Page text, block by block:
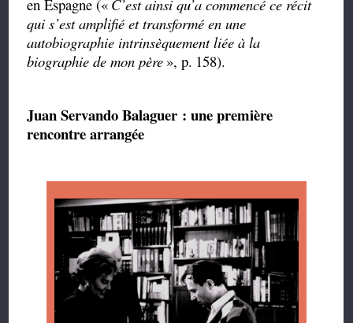
en Espagne (« C’est ainsi qu’a commencé ce récit
qui s’est amplifié et transformé en une
autobiographie intrinsèquement liée à la
biographie de mon père », p. 158).
Juan Servando Balaguer : une première
rencontre arrangée